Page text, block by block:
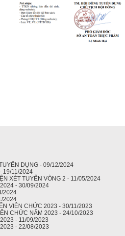
DỤNG - 09/12/2024
19/11/2024
XÉT TUYỂN VÒNG 2 - 11/05/2024
- 30/09/2024
2024
2024
VIÊN CHỨC 2023 - 30/11/2023
CHỨC NĂM 2023 - 24/10/2023
- 11/09/2023
- 22/08/2023